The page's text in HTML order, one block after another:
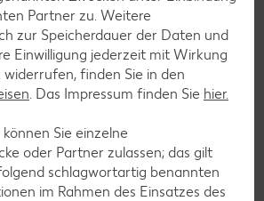
Partner zu. Weitere
zur Speicherdauer der Daten und
Einwilligung jederzeit mit Wirkung
finden Sie in den
. Das Impressum finden Sie hier.
Sie einzelne
oder Partner zulassen; das gilt
schlagwortartig benannten
im Rahmen des Einsatzes des